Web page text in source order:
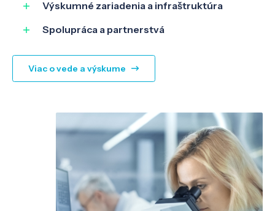
Výskumné zariadenia a infraštruktúra
Spolupráca a partnerstvá
Viac o vede a výskume